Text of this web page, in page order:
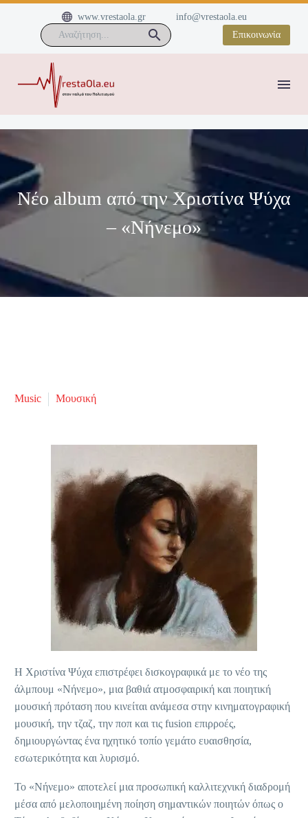

 www.vrestaola.gr
info@vrestaola.eu
Επικοινωνία
Νέο album από την Χριστίνα Ψύχα
– «Νήνεμο»
Music Μουσική
Η Χριστίνα Ψύχα επιστρέφει δισκογραφικά με το νέο της
άλμπουμ «Νήνεμο», μια βαθιά ατμοσφαιρική και ποιητική
μουσική πρόταση που κινείται ανάμεσα στην κινηματογραφική
μουσική, την τζαζ, την ποπ και τις fusion επιρροές,
δημιουργώντας ένα ηχητικό τοπίο γεμάτο ευαισθησία,
εσωτερικότητα και λυρισμό.
Το «Νήνεμο» αποτελεί μια προσωπική καλλιτεχνική διαδρομή
μέσα από μελοποιημένη ποίηση σημαντικών ποιητών όπως ο